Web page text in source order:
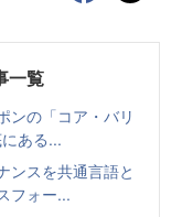
一覧
ンの「コア・バリ
ある...
ンスを共通言語と
フォー...